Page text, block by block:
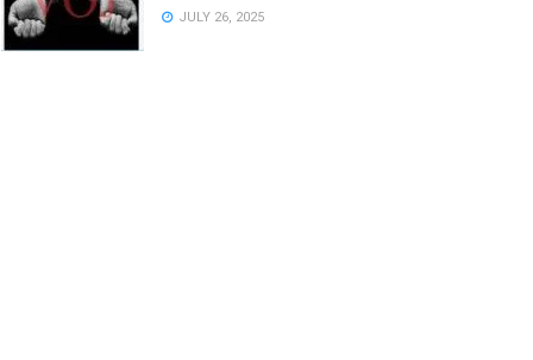
JULY 26, 2025